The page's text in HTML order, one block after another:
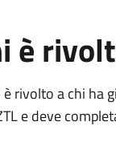
è
è rivolto a chi ha
e deve